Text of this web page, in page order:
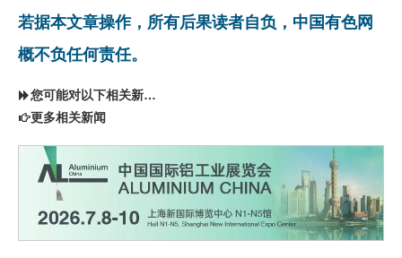
若据本文章操作，所有后果读者自负，中国有色网
概不负任何责任。
您可能对以下相关新闻同样感兴趣
更多相关新闻